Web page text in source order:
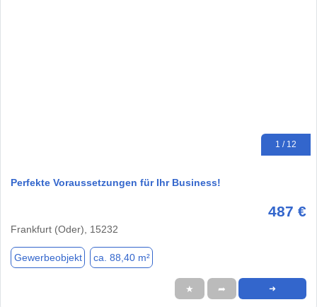
1 / 12
Perfekte Voraussetzungen für Ihr Business!
487 €
Frankfurt (Oder), 15232
Gewerbeobjekt ca. 88,40 m²
★ ➦ ➜